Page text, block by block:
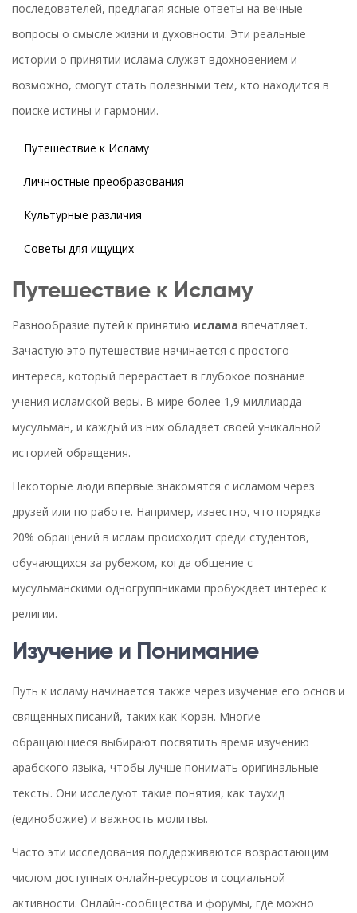
последователей, предлагая ясные ответы на вечные
вопросы о смысле жизни и духовности. Эти реальные
истории о принятии ислама служат вдохновением и
возможно, смогут стать полезными тем, кто находится в
поиске истины и гармонии.
Путешествие к Исламу
Личностные преобразования
Культурные различия
Советы для ищущих
Путешествие к Исламу
Разнообразие путей к принятию ислама впечатляет.
Зачастую это путешествие начинается с простого
интереса, который перерастает в глубокое познание
учения исламской веры. В мире более 1,9 миллиарда
мусульман, и каждый из них обладает своей уникальной
историей обращения.
Некоторые люди впервые знакомятся с исламом через
друзей или по работе. Например, известно, что порядка
20% обращений в ислам происходит среди студентов,
обучающихся за рубежом, когда общение с
мусульманскими одногруппниками пробуждает интерес к
религии.
Изучение и Понимание
Путь к исламу начинается также через изучение его основ и
священных писаний, таких как Коран. Многие
обращающиеся выбирают посвятить время изучению
арабского языка, чтобы лучше понимать оригинальные
тексты. Они исследуют такие понятия, как таухид
(единобожие) и важность молитвы.
Часто эти исследования поддерживаются возрастающим
числом доступных онлайн-ресурсов и социальной
активности. Онлайн-сообщества и форумы, где можно